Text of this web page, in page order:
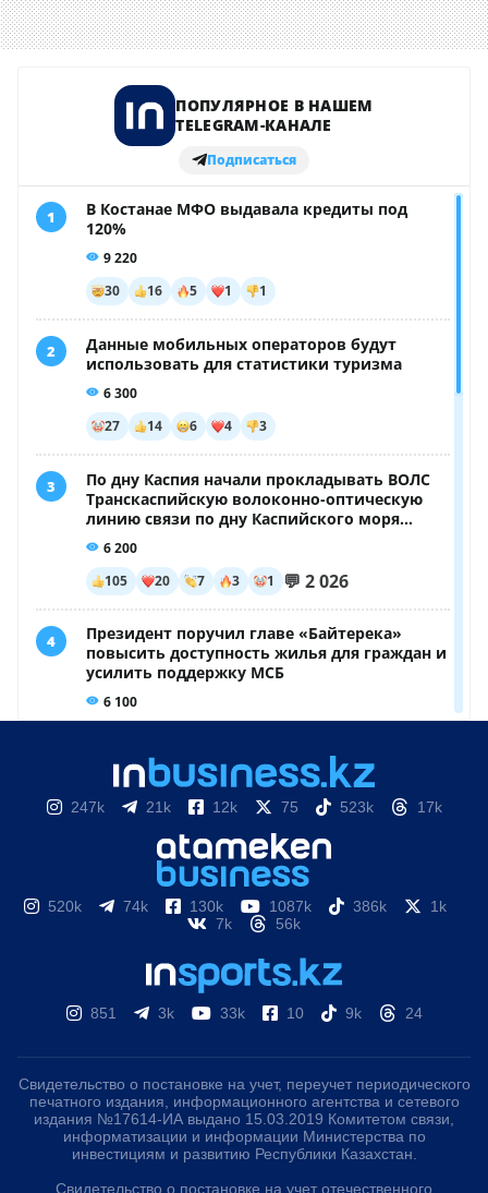
247k 21k 12k 75 523k 17k
520k 74k 130k 1087k 386k
1k
7k
56k
851 3k 33k 10 9k 24
Свидетельство о постановке на учет, переучет периодического
печатного издания, информационного агентства и сетевого
издания №17614-ИА выдано 15.03.2019 Комитетом связи,
информатизации и информации Министерства по
инвестициям и развитию Республики Казахстан.
Свидетельство о постановке на учет отечественного